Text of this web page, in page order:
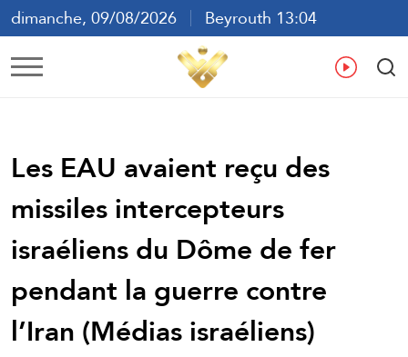
dimanche, 09/08/2026
Beyrouth 13:04
ع
Les EAU avaient reçu des
missiles intercepteurs
israéliens du Dôme de fer
pendant la guerre contre
l’Iran (Médias israéliens)